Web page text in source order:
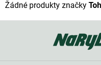
Žádné produkty značky